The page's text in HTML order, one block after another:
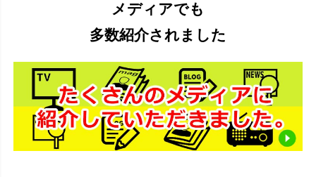
メディアでも
多数紹介されました